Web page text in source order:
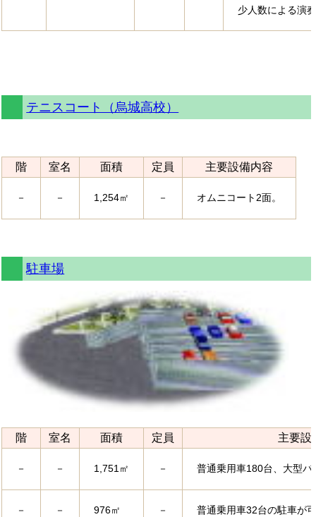
少人数による演
テニスコート（烏城高校）
階 室名 面積 定員 主要設備内容
－ － 1,254㎡ － オムニコート2面。
駐車場
階 室名 面積 定員 主要設
－ － 1,751㎡ － 普通乗用車180台、大型
－ － 976㎡ － 普通乗用車32台の駐車が